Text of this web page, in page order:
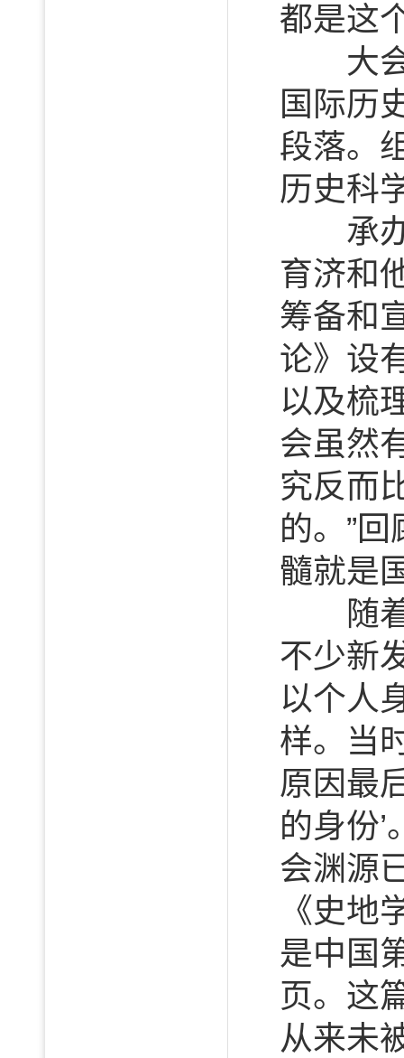
都是这
大会
国际历
段落。
历史科
承办
育济和
筹备和
论》设
以及梳
会虽然
究反而
的。”
髓就是
随着
不少新
以个人
样。当
原因最
的身份
会渊源
《史地
是中国
页。这
从来未